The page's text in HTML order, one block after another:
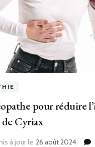
pour réduire
Cyriax
à jour le 26 août 2024